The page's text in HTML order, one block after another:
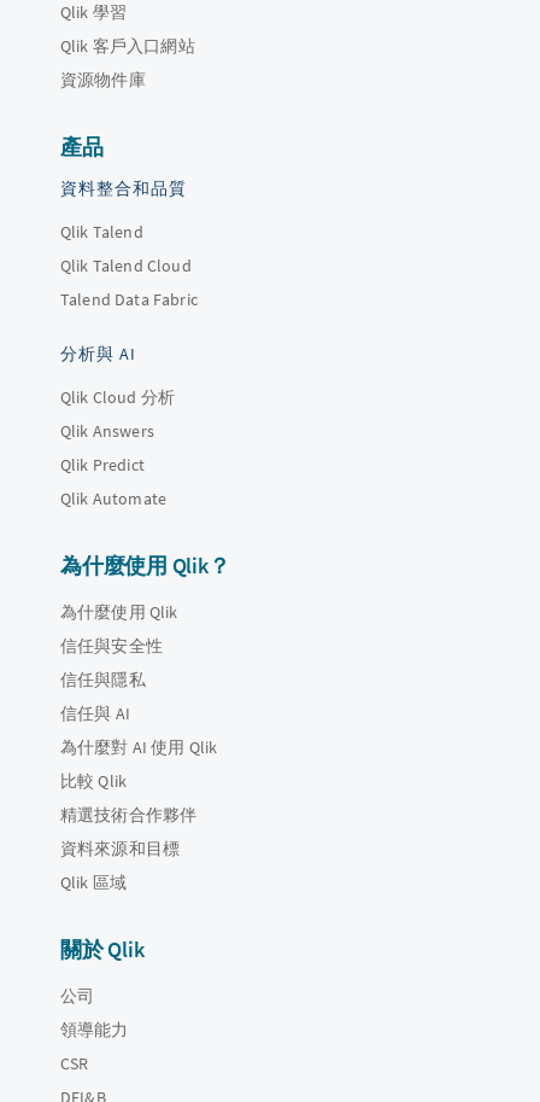
Qlik 學習
Qlik 客戶入口網站
資源物件庫
產品
資料整合和品質
Qlik Talend
Qlik Talend Cloud
Talend Data Fabric
分析與 AI
Qlik Cloud 分析
Qlik Answers
Qlik Predict
Qlik Automate
為什麼使用 Qlik？
為什麼使用 Qlik
信任與安全性
信任與隱私
信任與 AI
為什麼對 AI 使用 Qlik
比較 Qlik
精選技術合作夥伴
資料來源和目標
Qlik 區域
關於 Qlik
公司
領導能力
CSR
DEI&B